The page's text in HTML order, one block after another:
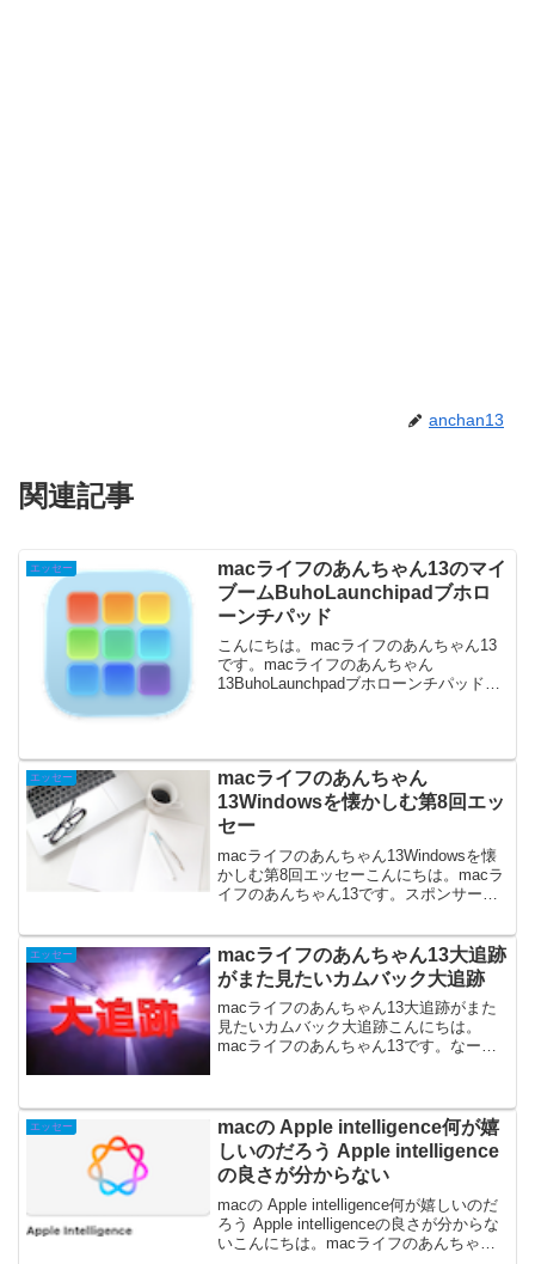
anchan13
関連記事
エッセー
macライフのあんちゃん13のマイ
ブームBuhoLaunchipadブホロ
ーンチパッド
こんにちは。macライフのあんちゃん13
です。macライフのあんちゃん
13BuhoLaunchpadブホローンチパッドが
エッセー
macライフのあんちゃん
13Windowsを懐かしむ第8回エッ
セー
macライフのあんちゃん13Windowsを懐
かしむ第8回エッセーこんにちは。macラ
イフのあんちゃん13です。スポンサーリ
|| []).push({});MacBo...
エッセー
macライフのあんちゃん13大追跡
がまた見たいカムバック大追跡
macライフのあんちゃん13大追跡がまた
見たいカムバック大追跡こんにちは。
macライフのあんちゃん13です。なーん
査班」の活躍を描い...
エッセー
macの Apple intelligence何が嬉
しいのだろう Apple intelligence
の良さが分からない
macの Apple intelligence何が嬉しいのだ
ろう Apple intelligenceの良さが分からな
いこんにちは。macライフのあんちゃん